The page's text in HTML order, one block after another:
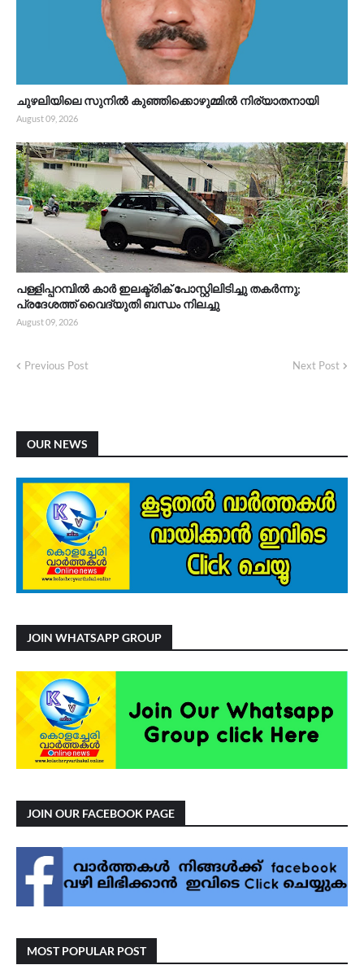
ചുഴലിയിലെ സുനിൽ കുഞ്ഞിക്കൊഴുമ്മിൽ നിര്യാതനായി
August 09, 2026
പള്ളിപ്പറമ്പിൽ കാർ ഇലക്ട്രിക് പോസ്റ്റിലിടിച്ചു തകർന്നു;
പ്രദേശത്ത് വൈദ്യുതി ബന്ധം നിലച്ചു
August 09, 2026
Previous Post Next Post
OUR NEWS
JOIN WHATSAPP GROUP
JOIN OUR FACEBOOK PAGE
MOST POPULAR POST